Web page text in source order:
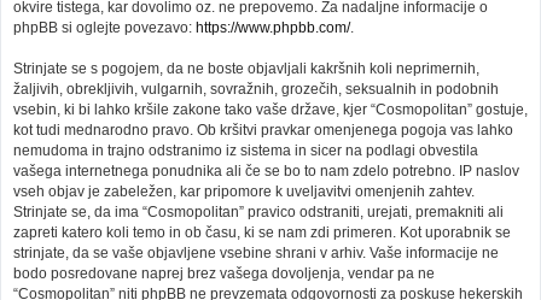
okvire tistega, kar dovolimo oz. ne prepovemo. Za nadaljne informacije o
phpBB si oglejte povezavo: https://www.phpbb.com/.
Strinjate se s pogojem, da ne boste objavljali kakršnih koli neprimernih,
žaljivih, obrekljivih, vulgarnih, sovražnih, grozečih, seksualnih in podobnih
vsebin, ki bi lahko kršile zakone tako vaše države, kjer “Cosmopolitan” gostuje,
kot tudi mednarodno pravo. Ob kršitvi pravkar omenjenega pogoja vas lahko
nemudoma in trajno odstranimo iz sistema in sicer na podlagi obvestila
vašega internetnega ponudnika ali če se bo to nam zdelo potrebno. IP naslov
vseh objav je zabeležen, kar pripomore k uveljavitvi omenjenih zahtev.
Strinjate se, da ima “Cosmopolitan” pravico odstraniti, urejati, premakniti ali
zapreti katero koli temo in ob času, ki se nam zdi primeren. Kot uporabnik se
strinjate, da se vaše objavljene vsebine shrani v arhiv. Vaše informacije ne
bodo posredovane naprej brez vašega dovoljenja, vendar pa ne
“Cosmopolitan” niti phpBB ne prevzemata odgovornosti za poskuse hekerskih